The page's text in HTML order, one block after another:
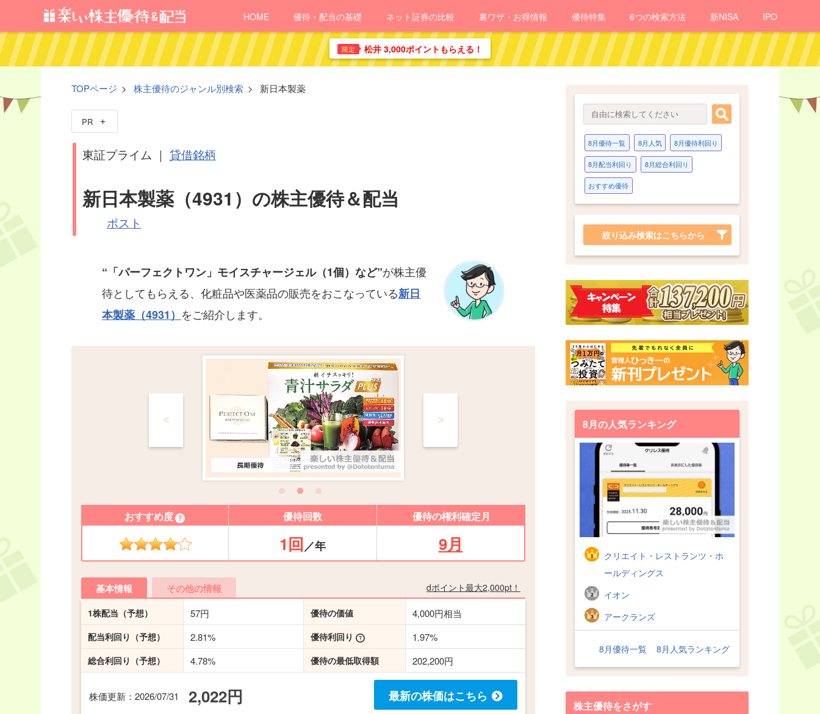
HOME 優待・配当の基礎 ネット証券の比較 裏ワザ・お得情報 優待特集 6つの検索方法 新NISA IPO
限定 松井 3,000ポイントもらえる！
TOPページ 株主優待のジャンル別検索 新日本製薬
PR
東証プライム ｜ 貸借銘柄
新日本製薬（4931）の株主優待＆配当
ポスト
“「パーフェクトワン」モイスチャージェル（1個）など”が株主優
待としてもらえる、化粧品や医薬品の販売をおこなっている新日
本製薬（4931） をご紹介します。
< >
おすすめ度 優待回数 優待の権利確定月
1回／年 9月
基本情報 その他の情報 dポイント最大2,000pt！
1株配当 （予想） 57円 優待の価値 4,000円相当
配当利回り （予想） 2.81% 優待利回り 1.97%
総合利回り （予想） 4.78% 優待の最低取得額 202,200円
2,022円
株価更新：2026/07/31 最新の株価はこちら
8月優待一覧 8月人気 8月優待利回り
8月配当利回り 8月総合利回り
おすすめ優待
絞り込み検索はこちらから
8月の人気ランキング
クリエイト・レストランツ・ホ
ールディングス
イオン
アークランズ
8月優待一覧 8月人気ランキング
株主優待をさがす